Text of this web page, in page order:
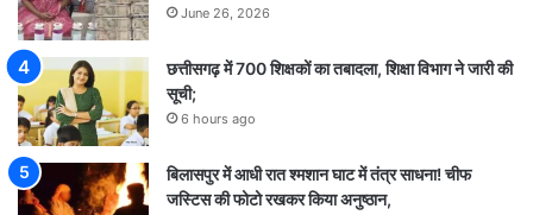
June 26, 2026
छत्तीसगढ़ में 700 शिक्षकों का तबादला, शिक्षा विभाग ने जारी की
सूची;
6 hours ago
बिलासपुर में आधी रात श्मशान घाट में तंत्र साधना! चीफ
जस्टिस की फोटो रखकर किया अनुष्ठान,